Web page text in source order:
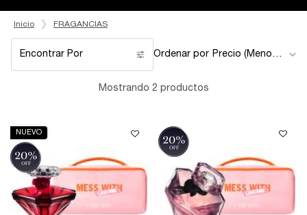
Inicio FRAGANCIAS
Encontrar Por
Filters menu
Ordenar por
Mostrando 2 productos
NUEVO